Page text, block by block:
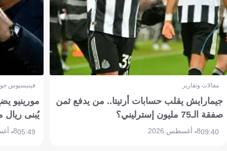
مقالات وتقارير
جيمارايش يقلب حسابات أرتيتا.. من يدفع ثمن
صفقة الـ75 مليون إسترليني؟
09:408 أغسطس 2026
فينيسيوس
مورينيو
يُبنى ريال
05:498 أغسطس 2026